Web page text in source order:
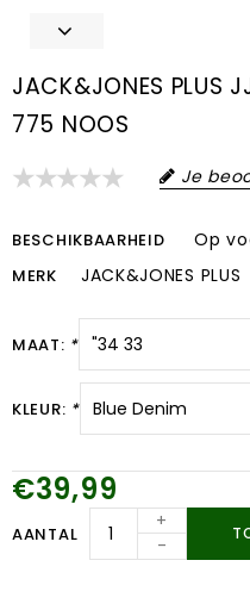
JACK&JONES PLUS
775 NOOS
Je
BESCHIKBAARHEID Op
MERK JACK&JONES PLUS
MAAT: *
KLEUR: *
€39,99
AANTAL
+
-